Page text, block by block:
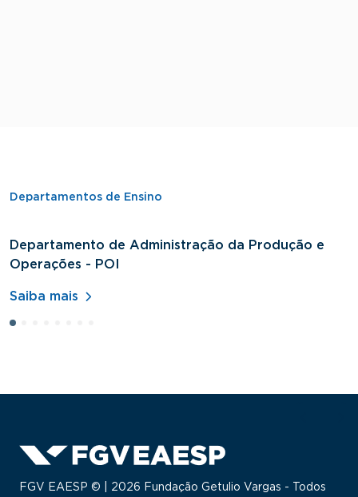
Departamentos de Ensino
Departamento de Administração da Produção e
Operações - POI
Saiba mais
FGV EAESP © | 2026 Fundação Getulio Vargas - Todos